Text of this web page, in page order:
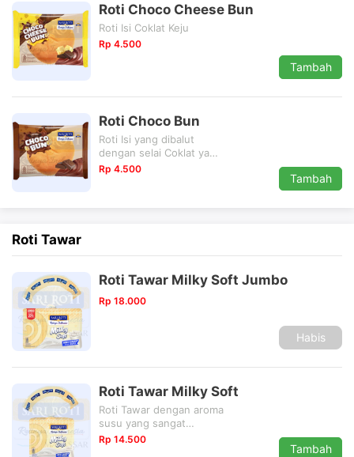
Roti Choco Cheese Bun
Roti Isi Coklat Keju
Rp 4.500
Tambah
Roti Choco Bun
Roti Isi yang dibalut
dengan selai Coklat yang
begitu nikmat
Rp 4.500
Tambah
Roti Tawar
Roti Tawar Milky Soft Jumbo
Rp 18.000
Habis
Roti Tawar Milky Soft
Roti Tawar dengan aroma
susu yang sangat
lembut.
Rp 14.500
Tambah